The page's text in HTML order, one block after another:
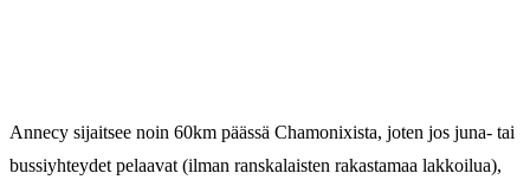
Annecy sijaitsee noin 60km päässä Chamonixista, joten jos juna- tai
bussiyhteydet pelaavat (ilman ranskalaisten rakastamaa lakkoilua),